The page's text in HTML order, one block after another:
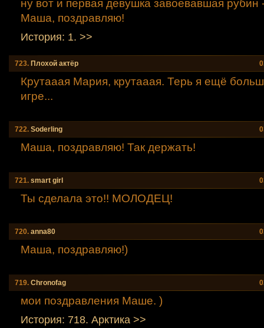
ну вот и первая девушка завоевавшая рубин
Маша, поздравляю!
История: 1. >>
723. Плохой актёр
Крутааая Мария, крутааая. Терь я ещё
игре...
722. Soderling
Маша, поздравляю! Так держать!
721. smart girl
Ты сделала это!! МОЛОДЕЦ!
720. anna80
Маша, поздравляю!)
719. Chronofag
мои поздравления Маше. )
История: 718. Аpктика >>